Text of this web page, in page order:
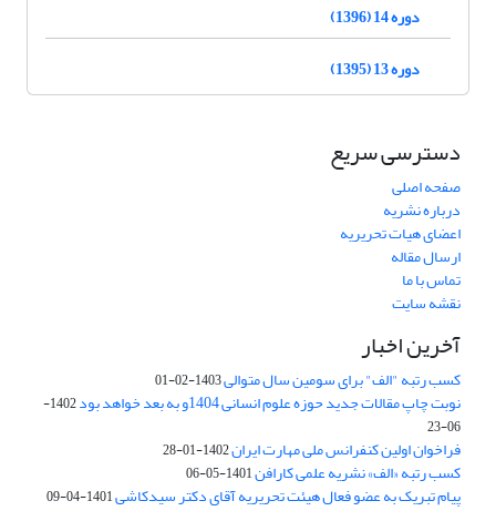
دوره 14 (1396)
دوره 13 (1395)
دسترسی سریع
صفحه اصلی
درباره نشریه
اعضای هیات تحریریه
ارسال مقاله
تماس با ما
نقشه سایت
آخرین اخبار
کسب رتبه "الف" برای سومین سال متوالی1403-02-01
نوبت چاپ مقالات جدید حوزه علوم انسانی 1404و به بعد خواهد بود
1402-
06-23
فراخوان اولین کنفرانس ملی مهارت ایران1402-01-28
کسب رتبه «الف» نشریه علمی کارافن1401-05-06
پیام تبریک به عضو فعال هیئت تحریریه آقای دکتر سیدکاشی1401-04-09